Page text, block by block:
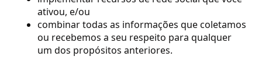
ativou, e/ou
combinar todas as informações que coletamos
ou recebemos a seu respeito para qualquer
um dos propósitos anteriores.